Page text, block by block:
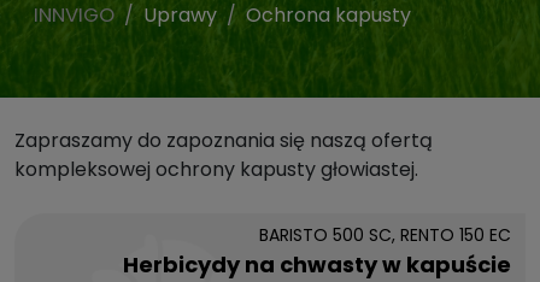
INNVIGO Uprawy Ochrona kapusty
Zapraszamy do zapoznania się naszą ofertą
kompleksowej ochrony kapusty głowiastej.
BARISTO 500 SC, RENTO 150 EC
Herbicydy na chwasty w kapuście